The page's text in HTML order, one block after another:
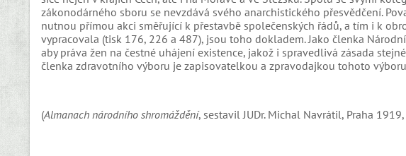
zákonodárného sboru se nevzdává svého anarchistického přesvědčení.
nutnou přímou akci směřující k přestavbě společenských řádů, a tím i k
vypracovala (tisk 176, 226 a 487), jsou toho dokladem. Jako členka
aby práva žen na čestné uhájení existence, jakož i spravedlivá zásada
členka zdravotního výboru je zapisovatelkou a zpravodajkou tohoto
(Almanach národního shromáždění, sestavil JUDr. Michal Navrátil, Praha